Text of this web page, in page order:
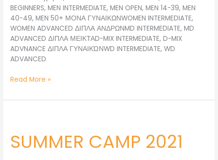
BEGINNERS, MEN INTERMEDIATE, MEN OPEN, MEN 14-39, MEN
40-49, MEN 50+ ΜΟΝΑ ΓΥΝΑΙΚΩΝWOMEN INTERMEDIATE,
WOMEN ADVANCED ΔΙΠΛΑ ΑΝΔΡΩΝMD INTERMEDIATE, MD
ADVANCED ΔΙΠΛΑ ΜΕΙΚΤΑD-MIX INTERMEDIATE, D-MIX
ADVNANCE ΔΙΠΛΑ ΓΥΝΑΙΚΏΝWD INTERMEDIATE, WD
ADVANCED
Read More »
SUMMER CAMP 2021
2021